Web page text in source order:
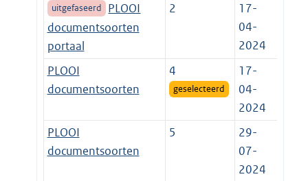
uitgefaseerd
PLOOI
documentsoorten
portaal
2
17-
04-
2024
PLOOI
documentsoorten
4
geselecteerd
17-
04-
2024
PLOOI
documentsoorten
5
29-
07-
2024